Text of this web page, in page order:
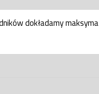
dokładamy